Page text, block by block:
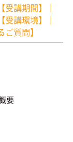
【受講期間】
｜
【受講環境】
｜
ご質問】
要